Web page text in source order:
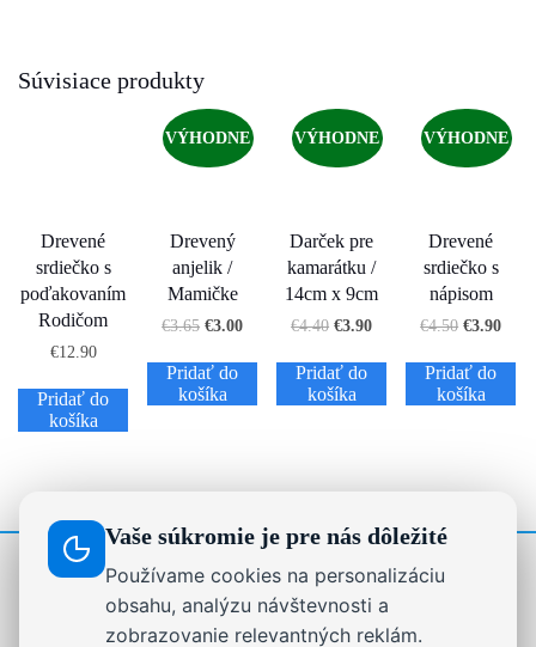
Súvisiace produkty
Drevené
srdiečko s
poďakovaním
Rodičom
€12.90
Pridať do
košíka
VÝHODNE
Drevený
anjelik /
Mamičke
€3.65 €3.00
Pridať do
košíka
VÝHODNE
Darček pre
kamarátku /
14cm x 9cm
€4.40 €3.90
Pridať do
košíka
VÝHODNE
Drevené
srdiečko s
nápisom
€4.50 €3.90
Pridať do
košíka
STRÁNKY
Drevené dekorácie, darčeky a nápisy na mieru |
Vaše súkromie je pre nás dôležité
Používame cookies na personalizáciu
obsahu, analýzu návštevnosti a
zobrazovanie relevantných reklám.